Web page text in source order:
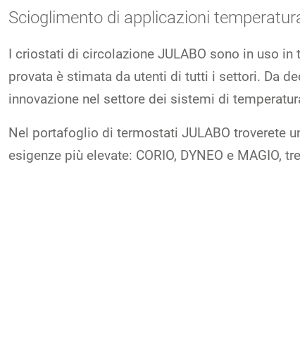
Scioglimento di applicazioni
I criostati di circolazione JULABO sono in uso
provata è stimata da utenti di tutti i settori. Da
innovazione nel settore dei sistemi di
Nel portafoglio di termostati JULABO troverete
esigenze più elevate: CORIO, DYNEO e